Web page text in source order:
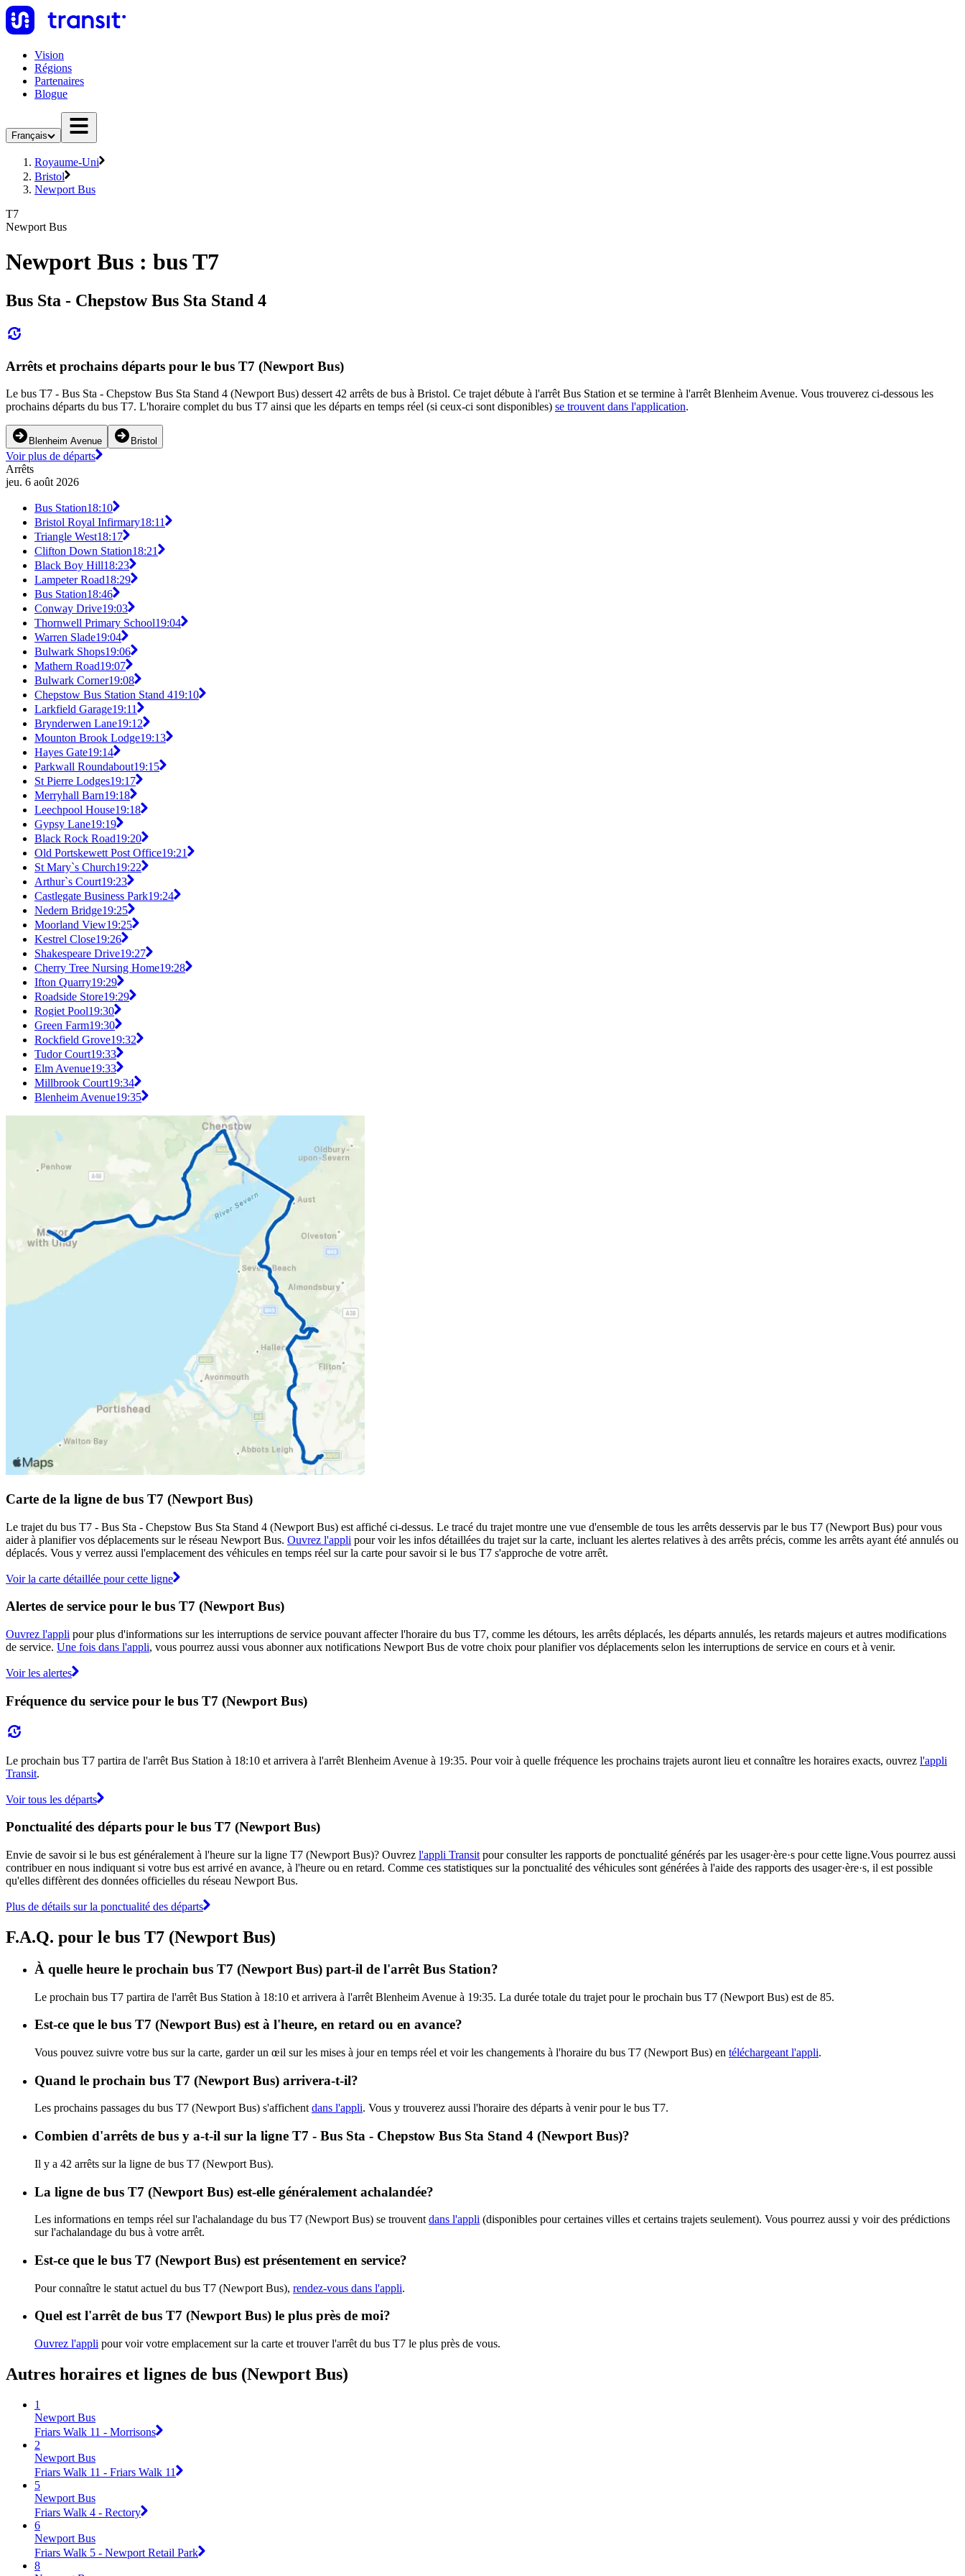
Vision
Régions
Partenaires
Blogue
Français
Royaume-Uni
Bristol
Newport Bus
T7
Newport Bus
Newport Bus : bus T7
Bus Sta - Chepstow Bus Sta Stand 4
Arrêts et prochains départs pour le bus T7 (Newport Bus)
Le bus T7 - Bus Sta - Chepstow Bus Sta Stand 4 (Newport Bus) dessert 42 arrêts de bus à Bristol. Ce trajet débute à l'arrêt Bus Station et se termine à l'arrêt Blenheim Avenue. Vous trouverez ci-dessous les
prochains départs du bus T7. L'horaire complet du bus T7 ainsi que les départs en temps réel (si ceux-ci sont disponibles) se trouvent dans l'application.
Blenheim Avenue Bristol
Voir plus de départs
Arrêts
jeu. 6 août 2026
Bus Station18:10
Bristol Royal Infirmary18:11
Triangle West18:17
Clifton Down Station18:21
Black Boy Hill18:23
Lampeter Road18:29
Bus Station18:46
Conway Drive19:03
Thornwell Primary School19:04
Warren Slade19:04
Bulwark Shops19:06
Mathern Road19:07
Bulwark Corner19:08
Chepstow Bus Station Stand 419:10
Larkfield Garage19:11
Brynderwen Lane19:12
Mounton Brook Lodge19:13
Hayes Gate19:14
Parkwall Roundabout19:15
St Pierre Lodges19:17
Merryhall Barn19:18
Leechpool House19:18
Gypsy Lane19:19
Black Rock Road19:20
Old Portskewett Post Office19:21
St Mary`s Church19:22
Arthur`s Court19:23
Castlegate Business Park19:24
Nedern Bridge19:25
Moorland View19:25
Kestrel Close19:26
Shakespeare Drive19:27
Cherry Tree Nursing Home19:28
Ifton Quarry19:29
Roadside Store19:29
Rogiet Pool19:30
Green Farm19:30
Rockfield Grove19:32
Tudor Court19:33
Elm Avenue19:33
Millbrook Court19:34
Blenheim Avenue19:35
Carte de la ligne de bus T7 (Newport Bus)
Le trajet du bus T7 - Bus Sta - Chepstow Bus Sta Stand 4 (Newport Bus) est affiché ci-dessus. Le tracé du trajet montre une vue d'ensemble de tous les arrêts desservis par le bus T7 (Newport Bus) pour vous
aider à planifier vos déplacements sur le réseau Newport Bus. Ouvrez l'appli pour voir les infos détaillées du trajet sur la carte, incluant les alertes relatives à des arrêts précis, comme les arrêts ayant été annulés ou
déplacés. Vous y verrez aussi l'emplacement des véhicules en temps réel sur la carte pour savoir si le bus T7 s'approche de votre arrêt.
Voir la carte détaillée pour cette ligne
Alertes de service pour le bus T7 (Newport Bus)
Ouvrez l'appli pour plus d'informations sur les interruptions de service pouvant affecter l'horaire du bus T7, comme les détours, les arrêts déplacés, les départs annulés, les retards majeurs et autres modifications
de service. Une fois dans l'appli, vous pourrez aussi vous abonner aux notifications Newport Bus de votre choix pour planifier vos déplacements selon les interruptions de service en cours et à venir.
Voir les alertes
Fréquence du service pour le bus T7 (Newport Bus)
Le prochain bus T7 partira de l'arrêt Bus Station à 18:10 et arrivera à l'arrêt Blenheim Avenue à 19:35. Pour voir à quelle fréquence les prochains trajets auront lieu et connaître les horaires exacts, ouvrez l'appli
Transit.
Voir tous les départs
Ponctualité des départs pour le bus T7 (Newport Bus)
Envie de savoir si le bus est généralement à l'heure sur la ligne T7 (Newport Bus)? Ouvrez l'appli Transit pour consulter les rapports de ponctualité générés par les usager·ère·s pour cette ligne.Vous pourrez aussi
contribuer en nous indiquant si votre bus est arrivé en avance, à l'heure ou en retard. Comme ces statistiques sur la ponctualité des véhicules sont générées à l'aide des rapports des usager·ère·s, il est possible
qu'elles diffèrent des données officielles du réseau Newport Bus.
Plus de détails sur la ponctualité des départs
F.A.Q. pour le bus T7 (Newport Bus)
À quelle heure le prochain bus T7 (Newport Bus) part-il de l'arrêt Bus Station?
Le prochain bus T7 partira de l'arrêt Bus Station à 18:10 et arrivera à l'arrêt Blenheim Avenue à 19:35. La durée totale du trajet pour le prochain bus T7 (Newport Bus) est de 85.
Est-ce que le bus T7 (Newport Bus) est à l'heure, en retard ou en avance?
Vous pouvez suivre votre bus sur la carte, garder un œil sur les mises à jour en temps réel et voir les changements à l'horaire du bus T7 (Newport Bus) en téléchargeant l'appli.
Quand le prochain bus T7 (Newport Bus) arrivera-t-il?
Les prochains passages du bus T7 (Newport Bus) s'affichent dans l'appli. Vous y trouverez aussi l'horaire des départs à venir pour le bus T7.
Combien d'arrêts de bus y a-t-il sur la ligne T7 - Bus Sta - Chepstow Bus Sta Stand 4 (Newport Bus)?
Il y a 42 arrêts sur la ligne de bus T7 (Newport Bus).
La ligne de bus T7 (Newport Bus) est-elle généralement achalandée?
Les informations en temps réel sur l'achalandage du bus T7 (Newport Bus) se trouvent dans l'appli (disponibles pour certaines villes et certains trajets seulement). Vous pourrez aussi y voir des prédictions
sur l'achalandage du bus à votre arrêt.
Est-ce que le bus T7 (Newport Bus) est présentement en service?
Pour connaître le statut actuel du bus T7 (Newport Bus), rendez-vous dans l'appli.
Quel est l'arrêt de bus T7 (Newport Bus) le plus près de moi?
Ouvrez l'appli pour voir votre emplacement sur la carte et trouver l'arrêt du bus T7 le plus près de vous.
Autres horaires et lignes de bus (Newport Bus)
1
Newport Bus
Friars Walk 11 - Morrisons
2
Newport Bus
Friars Walk 11 - Friars Walk 11
5
Newport Bus
Friars Walk 4 - Rectory
6
Newport Bus
Friars Walk 5 - Newport Retail Park
8